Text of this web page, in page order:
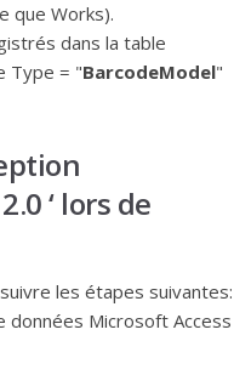
que Works).
dans la table
Type = "BarcodeModel"
‘ lors de
les étapes suivantes:
Microsoft Access